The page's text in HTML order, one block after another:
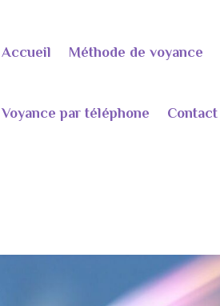
Accueil Méthode de voyance
Voyance par téléphone Contact